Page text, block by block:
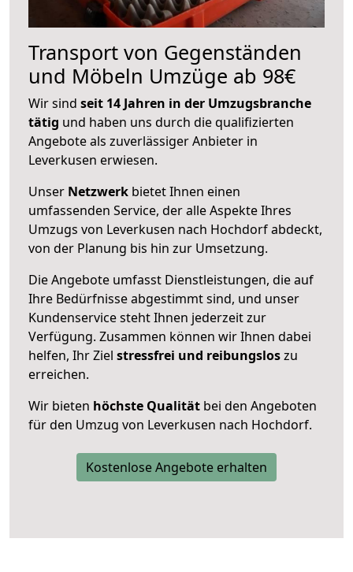
Transport von Gegenständen
und Möbeln Umzüge ab 98€
Wir sind seit 14 Jahren in der Umzugsbranche
tätig und haben uns durch die qualifizierten
Angebote als zuverlässiger Anbieter in
Leverkusen erwiesen.
Unser Netzwerk bietet Ihnen einen
umfassenden Service, der alle Aspekte Ihres
Umzugs von Leverkusen nach Hochdorf abdeckt,
von der Planung bis hin zur Umsetzung.
Die Angebote umfasst Dienstleistungen, die auf
Ihre Bedürfnisse abgestimmt sind, und unser
Kundenservice steht Ihnen jederzeit zur
Verfügung. Zusammen können wir Ihnen dabei
helfen, Ihr Ziel stressfrei und reibungsloszu
erreichen.
Wir bieten höchste Qualität bei den Angeboten
für den Umzug von Leverkusen nach Hochdorf.
Kostenlose Angebote erhalten